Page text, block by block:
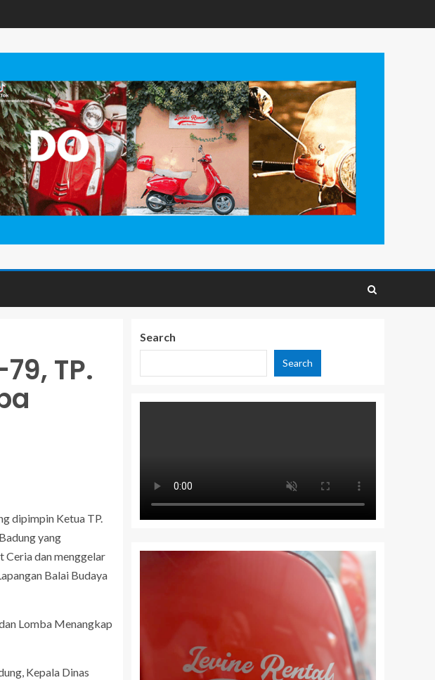
TP.
dipimpin Ketua TP.
yang
Ceria dan menggelar
Balai Budaya
Lomba Menangkap
Kepala Dinas
Search
Search